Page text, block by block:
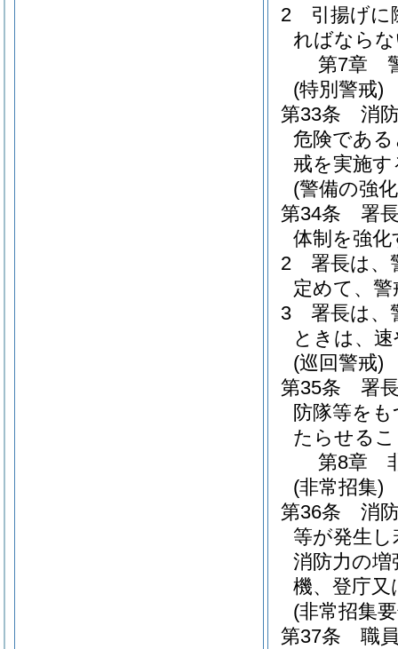
2
引揚げに
ればなら
第7章
(特別警戒)
第33条
消
危険であ
戒を実施す
(警備の強
第34条
署
体制を強
2
署長は、
定めて、
3
署長は、
ときは、
(巡回警戒)
第35条
署
防隊等を
たらせる
第8章
(非常招集)
第36条
消
等が発生
消防力の
機、登庁
(非常招集
第37条
職